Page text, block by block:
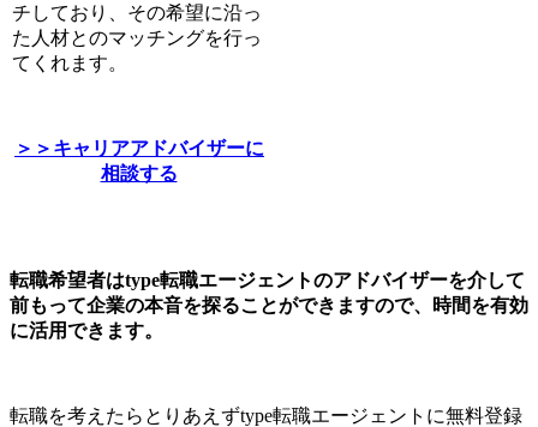
チしており、その希望に沿っ
た人材とのマッチングを行っ
てくれます。
＞＞キャリアアドバイザーに
相談する
転職希望者はtype転職エージェントのアドバイザーを介して
前もって企業の本音を探ることができますので、時間を有効
に活用できます。
転職を考えたらとりあえずtype転職エージェントに無料登録